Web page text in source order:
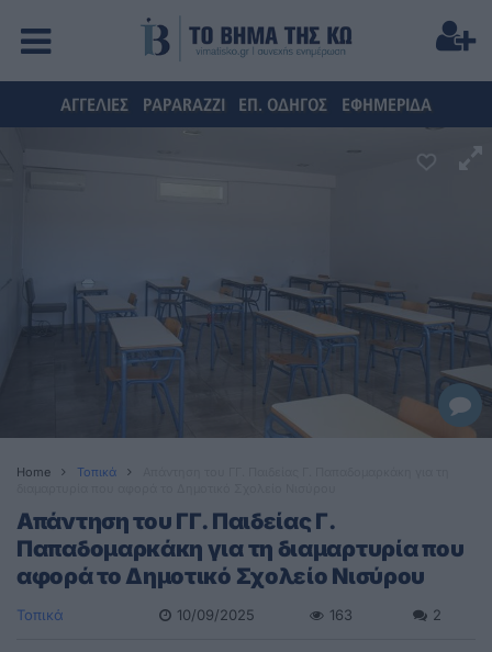
ΑΓΓΕΛΙΕΣ PAPARAZZI ΕΠ. ΟΔΗΓΟΣ ΕΦΗΜΕΡΙΔΑ
Home Τοπικά
Απάντηση του ΓΓ. Παιδείας Γ.
Παπαδομαρκάκη για τη διαμαρτυρία που
αφορά το Δημοτικό Σχολείο Νισύρου
Τοπικά 10/09/2025 163 2